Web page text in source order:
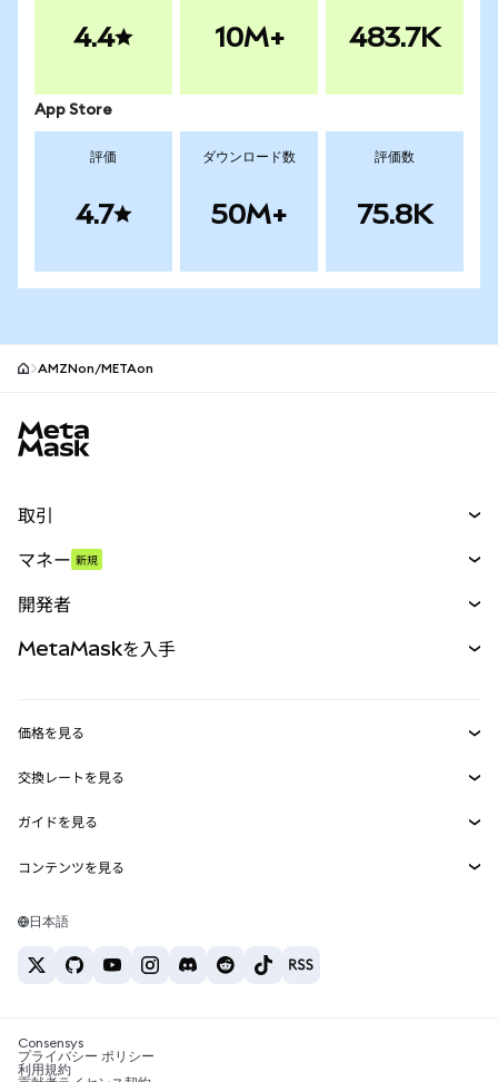
4.4 10M+ 483.7K
App Store
評価
4.7
ダウンロード数
50M+
評価数
75.8K
AMZNon/METAon
取引
パーペチュアル
RWA
マネー 新規
開発者
MetaMask Connect
Snaps
Web3サービス
MetaMaskを入手
セキュリティ
サポート
キャリア
お問い合わせ
価格を見る
イーサリアムの価格
Solanaの価格
Tetherの価格
交換レートを見る
ETH→USD
USDT→INR
BTC→INR
ETH→USDT
ガイドを見る
ETHの購入
USDTの購入
SHIBの購入
BNBの購入
コンテンツを見る
Solanaウォレット
税制関連ニュース
日本語
Consensys
プライバシー ポリシー
利用規約